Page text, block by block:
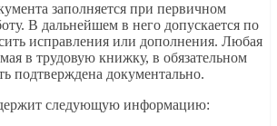
заполняется при первичном
В дальнейшем в него допускается по
исправления или дополнения. Любая
в трудовую книжку, в обязательном
подтверждена документально.
следующую информацию: